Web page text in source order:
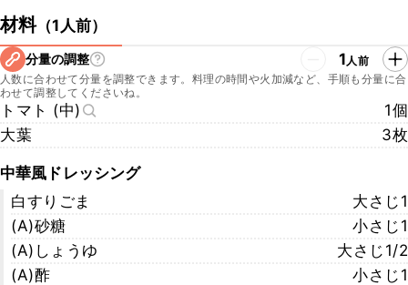
材料（1人前）
分量の調整 1人前
人数に合わせて分量を調整できます。料理の時間や火加減など、手順も分量に合
わせて調整してくださいね。
トマト (中)
1個
大葉
3枚
中華風ドレッシング
白すりごま
大さじ1
(A)砂糖
小さじ1
(A)しょうゆ
大さじ1/2
(A)酢
小さじ1